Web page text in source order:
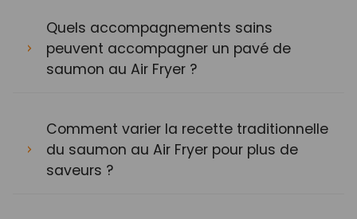
Quels accompagnements sains
peuvent accompagner un pavé de
saumon au Air Fryer ?
Comment varier la recette traditionnelle
du saumon au Air Fryer pour plus de
saveurs ?